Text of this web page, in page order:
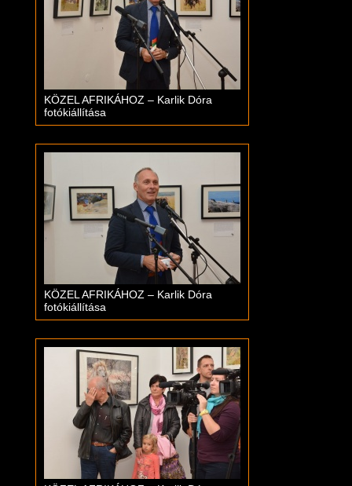
KÖZEL AFRIKÁHOZ – Karlik Dóra
fotókiállítása
KÖZEL AFRIKÁHOZ – Karlik Dóra
fotókiállítása